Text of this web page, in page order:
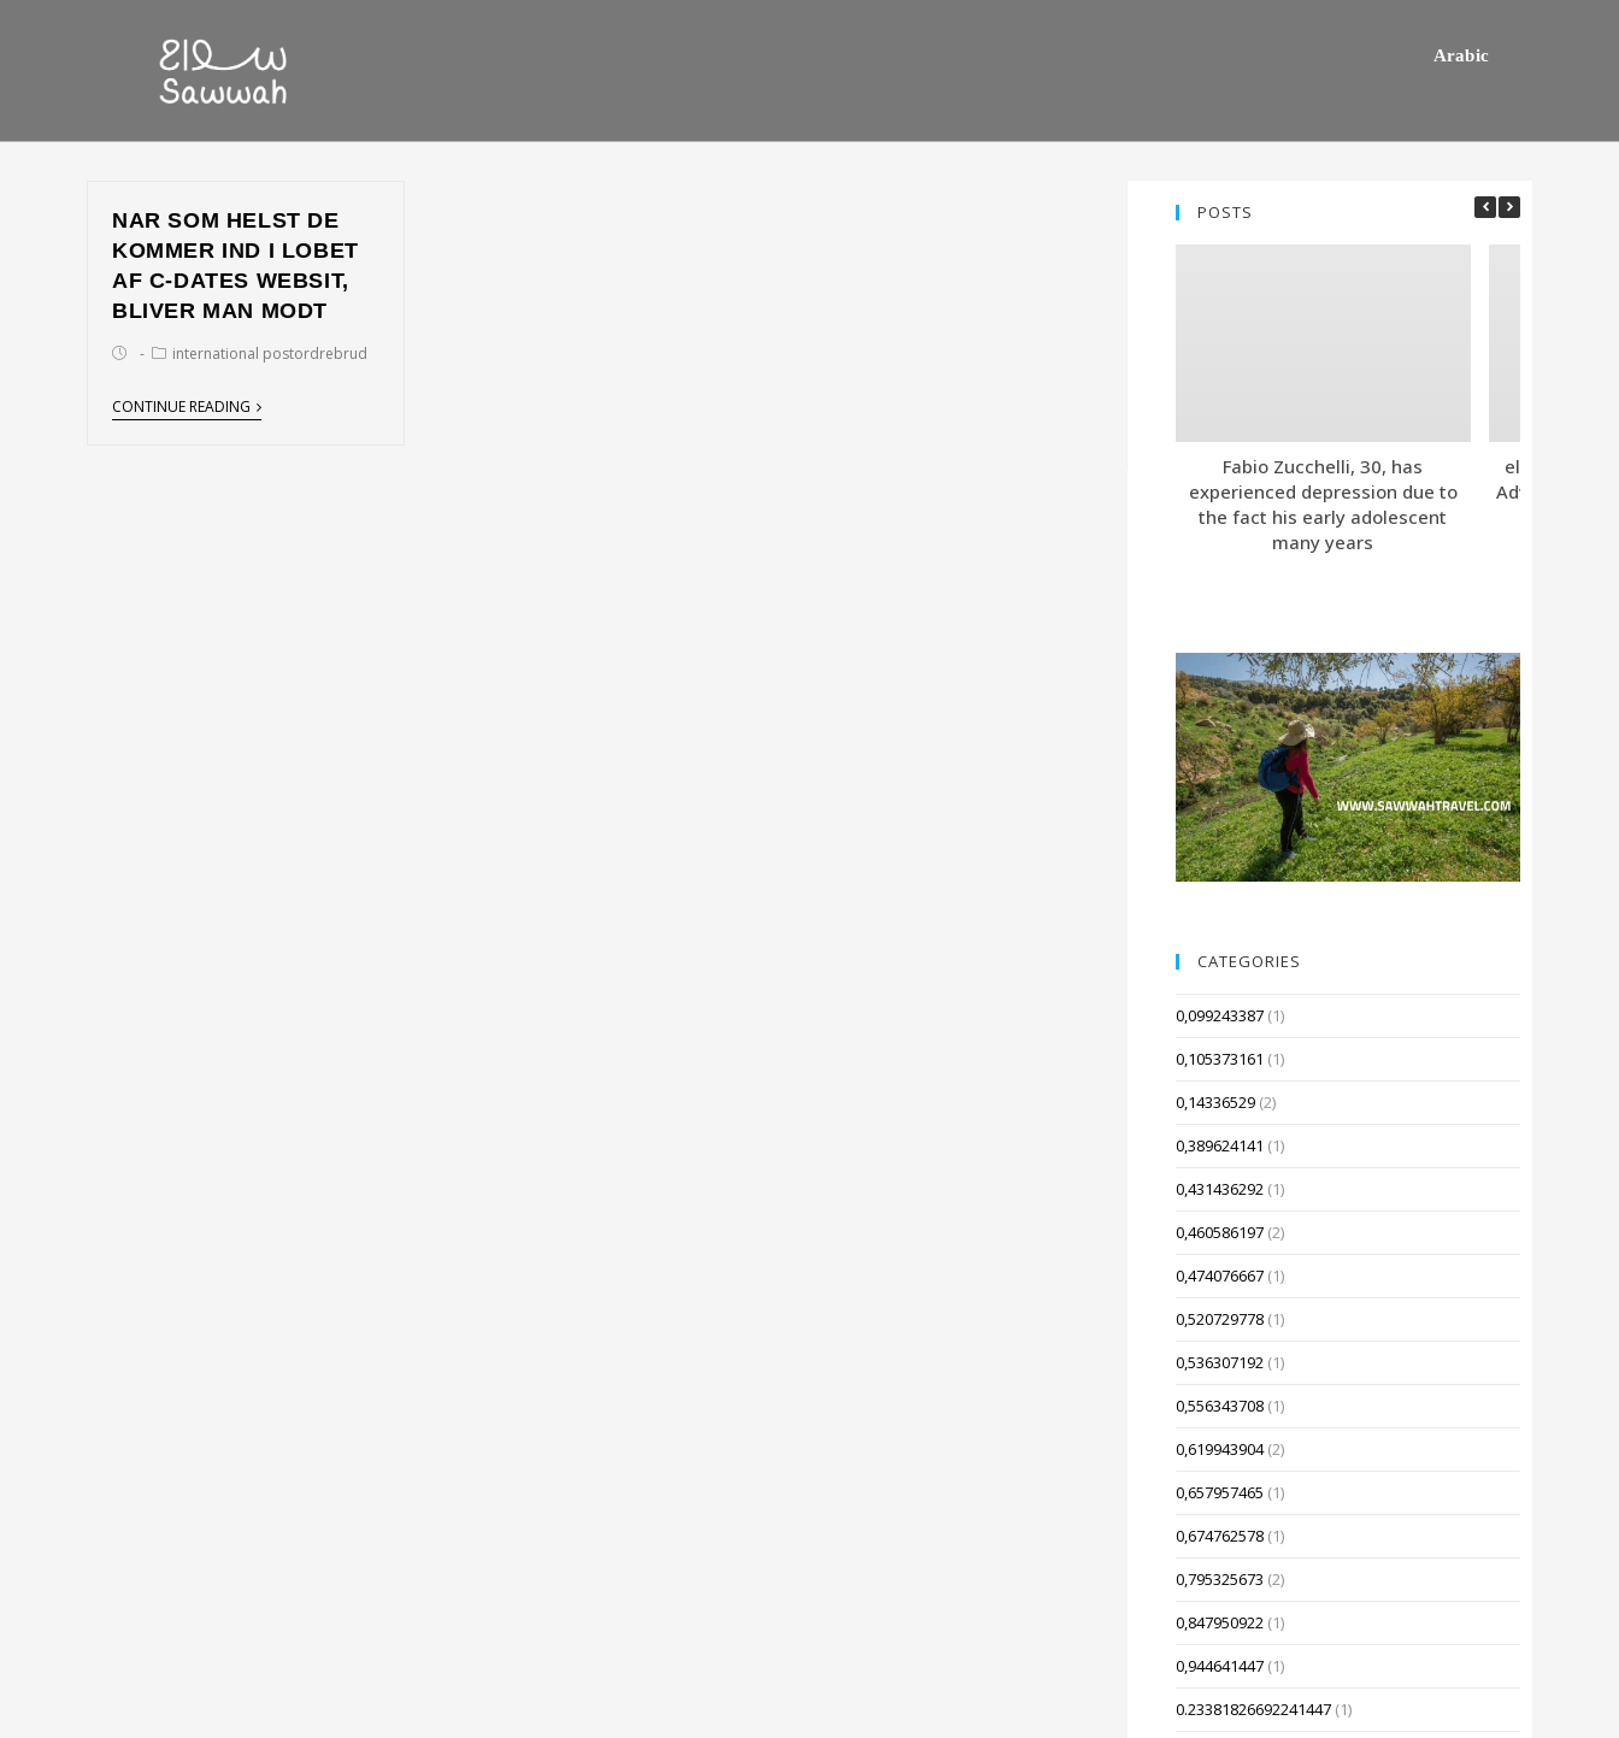
Arabic
NAR SOM HELST DE
KOMMER IND I LOBET
AF C-DATES WEBSIT,
BLIVER MAN MODT
international postordrebrud
CONTINUE READING
POSTS
Fabio Zucchelli, 30, has
experienced depression due to
the fact his early adolescent
many years
eleven.
Advanced
CATEGORIES
0,099243387 (1)
0,105373161 (1)
0,14336529 (2)
0,389624141 (1)
0,431436292 (1)
0,460586197 (2)
0,474076667 (1)
0,520729778 (1)
0,536307192 (1)
0,556343708 (1)
0,619943904 (2)
0,657957465 (1)
0,674762578 (1)
0,795325673 (2)
0,847950922 (1)
0,944641447 (1)
0.23381826692241447 (1)